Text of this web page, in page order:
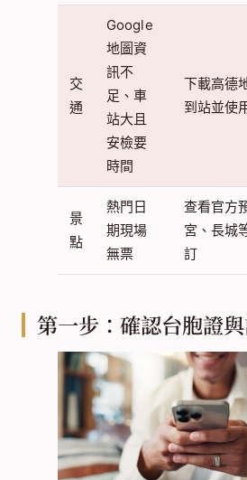
交
通
Google
地圖資
訊不
足、車
站大且
安檢要
時間
下載高德
到站並使
景
點
熱門日
期現場
無票
查看官方
宮、長城
訂
第一步：確認台胞證